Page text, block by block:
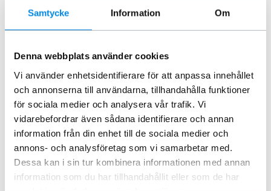
Samtycke Information Om
Denna webbplats använder cookies
Vi använder enhetsidentifierare för att anpassa innehållet
och annonserna till användarna, tillhandahålla funktioner
för sociala medier och analysera vår trafik. Vi
vidarebefordrar även sådana identifierare och annan
information från din enhet till de sociala medier och
annons- och analysföretag som vi samarbetar med.
Dessa kan i sin tur kombinera informationen med annan
information som du har tillhandahållit eller som de har
Liknande produkter